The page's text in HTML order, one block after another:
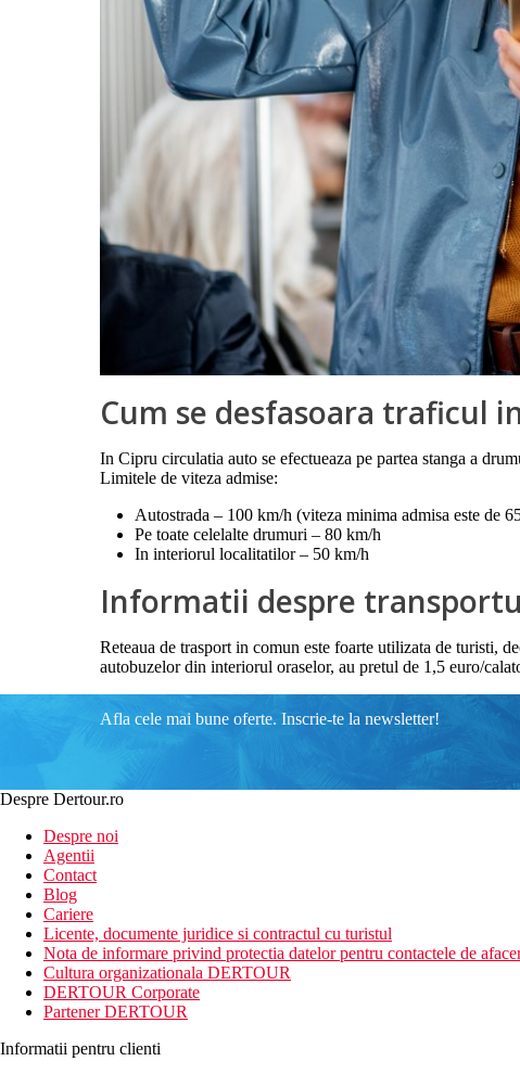
Cum se desfasoara traficul
In Cipru circulatia auto se efectueaza pe partea stanga a
Limitele de viteza admise:
Autostrada – 100 km/h (viteza minima admisa este de
Pe toate celelalte drumuri – 80 km/h
In interiorul localitatilor – 50 km/h
Informatii despre
Reteaua de trasport in comun este foarte utilizata de turisti,
autobuzelor din interiorul oraselor, au pretul de 1,5 euro/
Afla cele mai bune oferte. Inscrie-te la newsletter!
Despre Dertour.ro
Despre noi
Agentii
Contact
Blog
Cariere
Licente, documente juridice si contractul cu turistul
Nota de informare privind protectia datelor pentru contactele de
Cultura organizationala DERTOUR
DERTOUR Corporate
Partener DERTOUR
Informatii pentru clienti